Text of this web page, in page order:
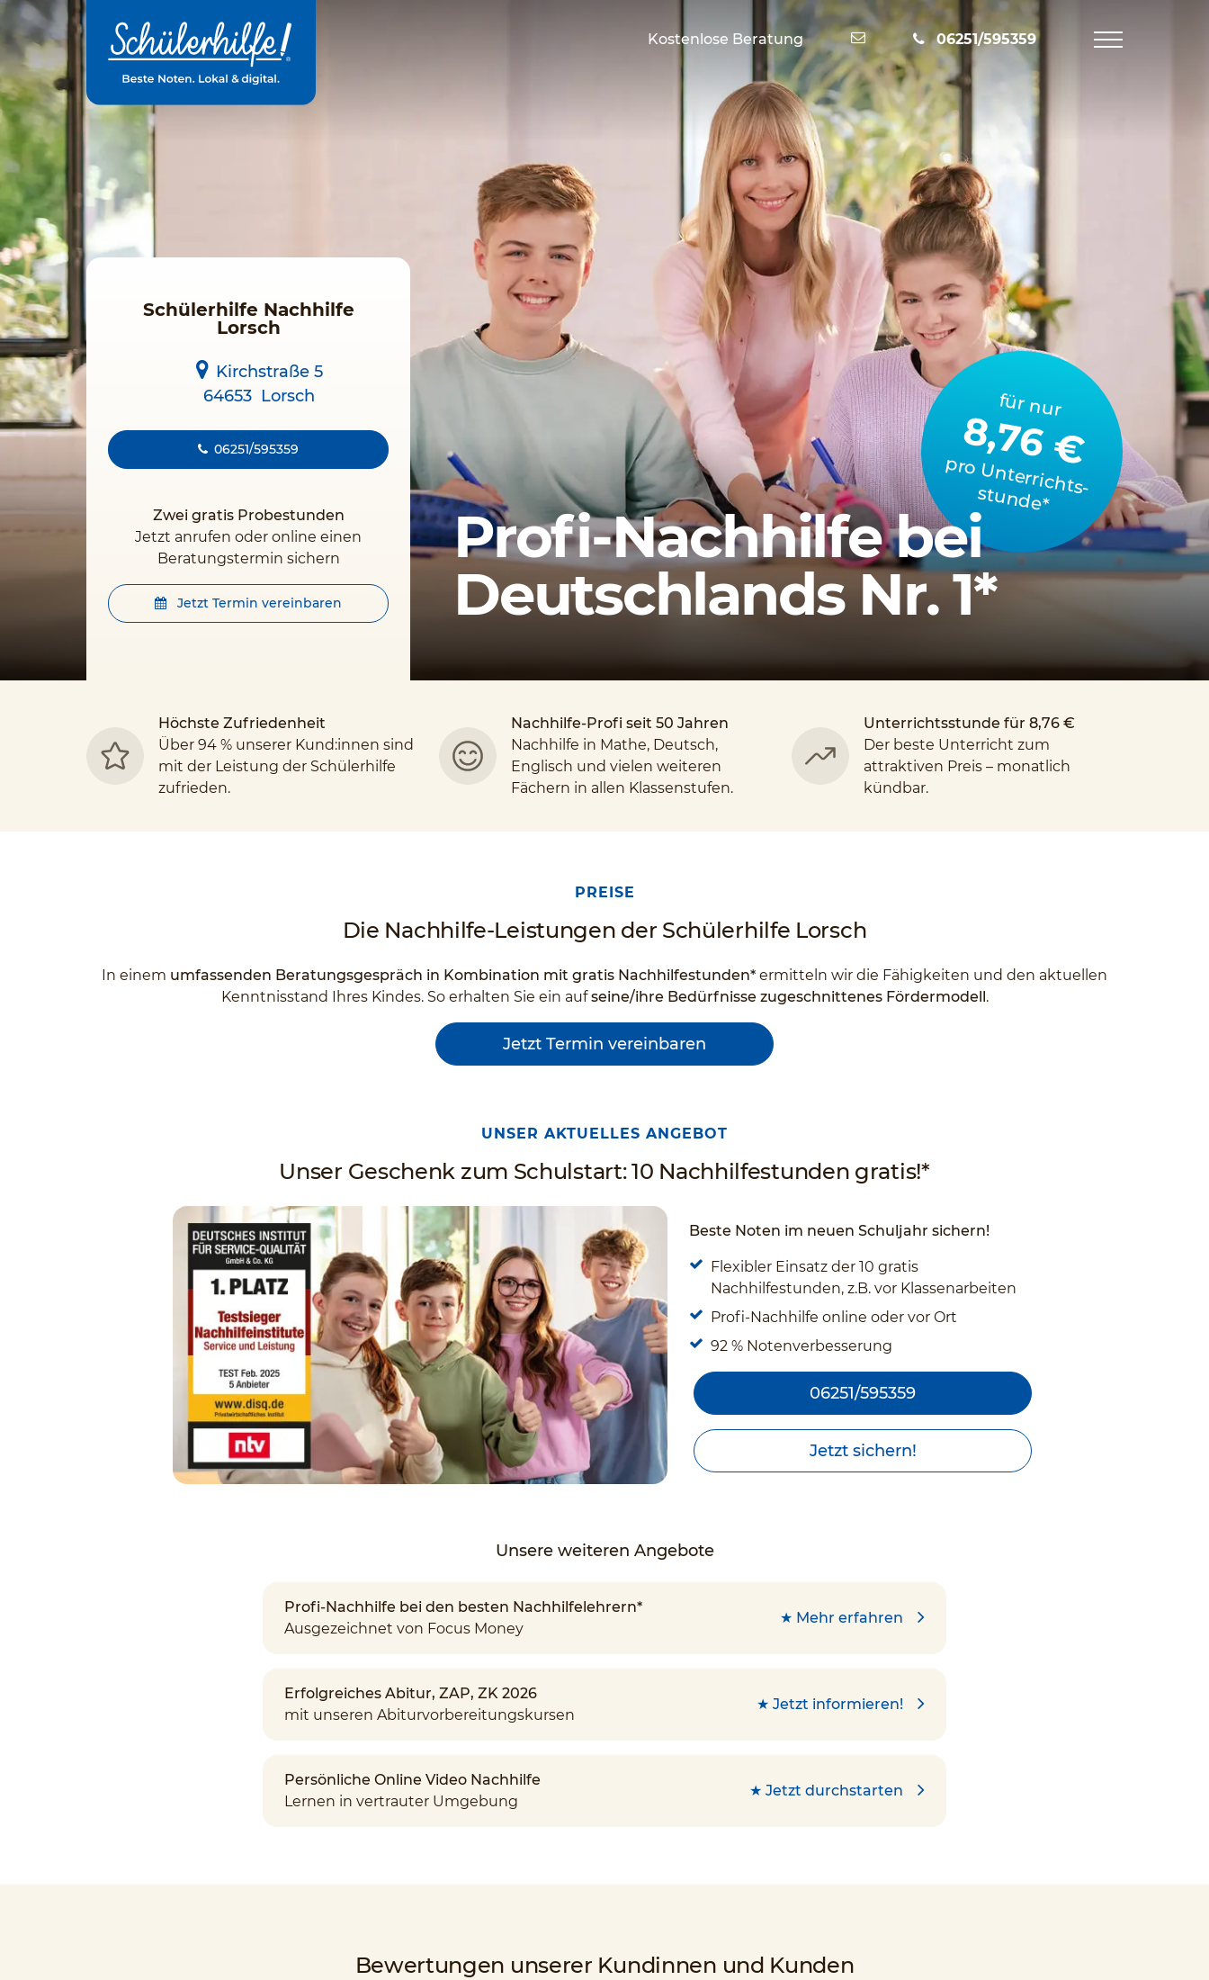
Zum
Hauptinhalt
Kostenlose Beratung Nachricht schreiben
06251/595359
Navigation
für nur
8,76 €
p
ro
U
n
te
rrich
ts­
stu
n
d
e
*
Profi-Nachhilfe bei
Deutschlands Nr. 1*
Schülerhilfe Nachhilfe
Lorsch
Kirchstraße 5
64653 Lorsch
Zwei gratis Probestunden
Jetzt anrufen oder online einen
Beratungstermin sichern
06251/595359
Jetzt Termin vereinbaren
Höchste Zufriedenheit
Über 94 % unserer Kund:innen sind
mit der Leistung der Schülerhilfe
zufrieden.
Nachhilfe-Profi seit 50 Jahren
Nachhilfe in Mathe, Deutsch,
Englisch und vielen weiteren
Fächern in allen Klassenstufen.
Unterrichtsstunde für 8,76 €
Der beste Unterricht zum
attraktiven Preis – monatlich
kündbar.
PREISE
Die Nachhilfe-Leistungen der Schülerhilfe Lorsch
In einem umfassenden Beratungsgespräch in Kombination mit gratis Nachhilfestunden* ermitteln wir die Fähigkeiten und den aktuellen
Kenntnisstand Ihres Kindes. So erhalten Sie ein aufseine/ihre Bedürfnisse zugeschnittenes Fördermodell.
Jetzt Termin vereinbaren
UNSER AKTUELLES ANGEBOT
Unser Geschenk zum Schulstart: 10 Nachhilfestunden gratis!*
Beste Noten im neuen Schuljahr sichern!
Flexibler Einsatz der 10 gratis
Nachhilfestunden, z.B. vor Klassenarbeiten
Profi-Nachhilfe online oder vor Ort
92 % Notenverbesserung
06251/595359
Jetzt sichern!
Unsere weiteren Angebote
Profi-Nachhilfe bei den besten Nachhilfelehrern*
Ausgezeichnet von Focus Money
★ Mehr erfahren
Erfolgreiches Abitur, ZAP, ZK 2026
mit unseren Abiturvorbereitungskursen
★ Jetzt informieren!
Persönliche Online Video Nachhilfe
Lernen in vertrauter Umgebung
★ Jetzt durchstarten
Bewertungen unserer Kundinnen und Kunden